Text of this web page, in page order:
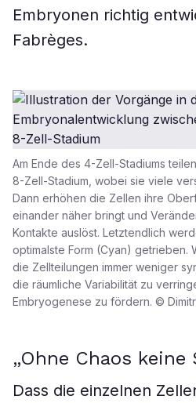
Embryonen richtig
Fabrèges.
Am Ende des 4-Zell-Stadiums
8-Zell-Stadium, wobei sie viele
Dann erhöhen die Zellen ihre
einander näher bringt und
Kontakte auslöst. Letztendlich
optimalste Form (Cyan) getrieben.
die Zellteilungen immer weniger
die räumliche Variabilität zu
Embryogenese zu fördern. ©
„Ohne Chaos
Dass die einzelnen